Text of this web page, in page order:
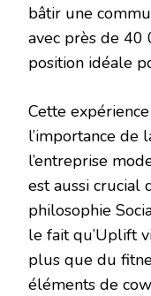
bâtir une
avec près de 40
position idéale
Cette
l’importance de
l’entreprise
est aussi crucial
philosophie
le fait qu’Uplift
plus que du
éléments de